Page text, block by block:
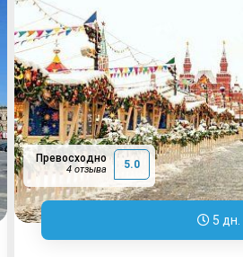
Превосходно
4 отзыва 5.0
5 дн.